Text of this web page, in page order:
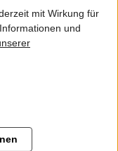
und
haben die
mit Wirkung für
und